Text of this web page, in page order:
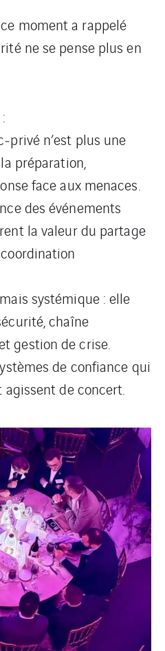
moment a rappelé
ne se pense plus en
n’est plus une
préparation,
face aux menaces.
des événements
la valeur du partage
systémique : elle
chaîne
gestion de crise.
de confiance qui
de concert.